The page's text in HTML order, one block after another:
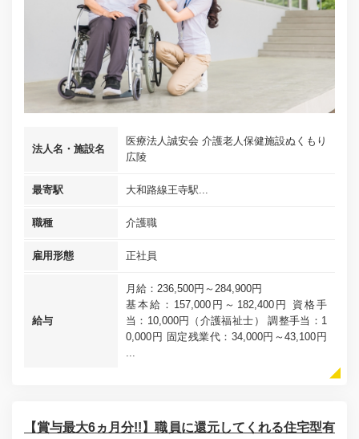
法人名・施設名
医療法人誠安会 介護老人保健施設ぬくもり
広陵
最寄駅 大和路線王寺駅...
職種 介護職
雇用形態 正社員
給与
月給：236,500円～284,900円
基本給：157,000円～182,400円 資格手
当：10,000円（介護福祉士） 調整手当：1
0,000円 固定残業代：34,000円～43,100円
【賞与最大6ヵ月分!!】職員に還元してくれる住宅型有